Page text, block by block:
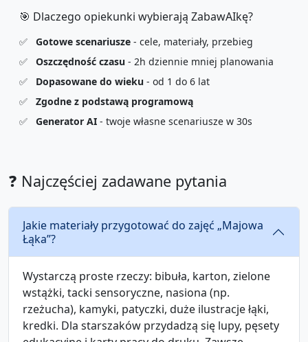
🎯 Dlaczego opiekunki wybierają ZabawAIkę?
✅ Gotowe scenariusze - cele, materiały, przebieg
✅
Oszczędność czasu - 2h dziennie mniej planowania
✅
Dopasowane do wieku - od 1 do 6 lat
✅
Zgodne z podstawą programową
✅
Generator AI - twoje własne scenariusze w 30s
❓ Najczęściej zadawane pytania
Jakie materiały przygotować do zajęć „Majowa
Łąka”?
Wystarczą proste rzeczy: bibuła, karton, zielone
wstążki, tacki sensoryczne, nasiona (np.
rzeżucha), kamyki, patyczki, duże ilustracje łąki,
kredki. Dla starszaków przydadzą się lupy, pęsety